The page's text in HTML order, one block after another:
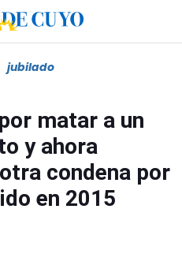
jubilado
matar a un
y ahora
condena por
en 2015